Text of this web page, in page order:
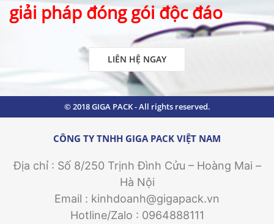
giải pháp đóng gói độc đáo
LIÊN HỆ NGAY
© 2018 GIGA PACK - All rights reserved.
CÔNG TY TNHH GIGA PACK VIỆT NAM
Địa chỉ : Số 8/250 Trịnh Đình Cửu – Hoàng Mai –
Hà Nội
Email : kinhdoanh@gigapack.vn
Hotline/Zalo : 0964888111